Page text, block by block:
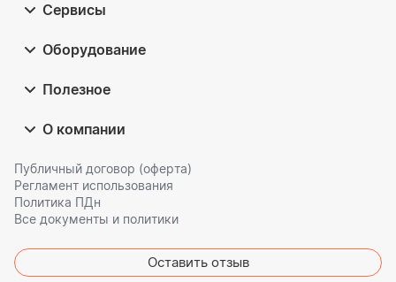
Сервисы
Оборудование
Полезное
О компании
Публичный договор (оферта)
Регламент использования
Политика ПДн
Все документы и политики
Оставить отзыв